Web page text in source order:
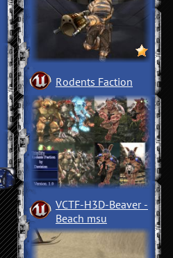
Rodents Faction
VCTF-H3D-Beaver ­
Beach msu